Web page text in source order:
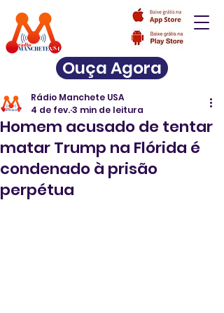
Ouça Agora
Homem acusado de tentar
matar Trump na Flórida é
condenado à prisão
perpétua
Rádio Manchete USA
4 de fev.3 min de leitura